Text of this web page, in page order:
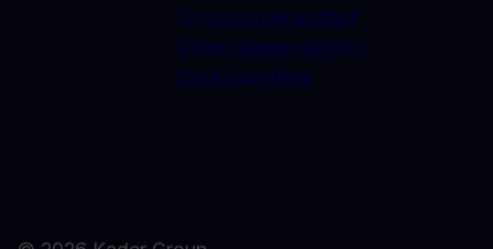
Organisatiekwaliteit
Informatiebeveiliging
Duurzaamheid